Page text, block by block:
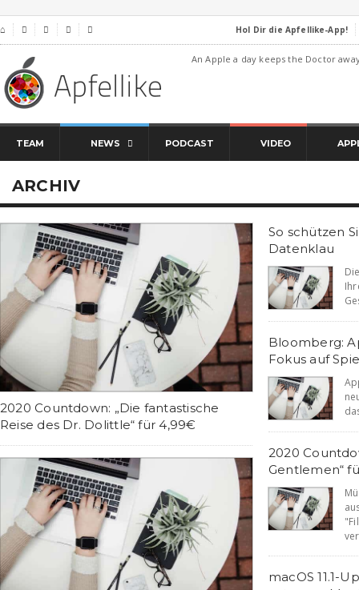
⌂     Hol Dir die Apfellike-App!
An Apple a day keeps the Doctor
TEAM NEWS PODCAST VIDEO
ARCHIV
2020 Countdown: „Die fantastische
Reise des Dr. Dolittle“ für 4,99€
So schützen
Datenklau
Bloomberg:
Fokus auf
2020
Gentlemen“
macOS 11.1-